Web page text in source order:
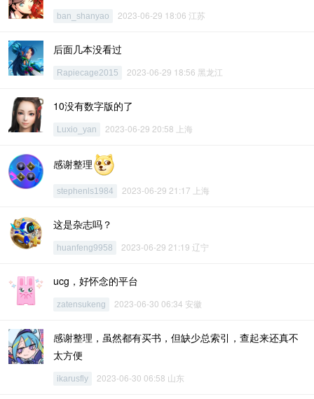
ban_shanyao 2023-06-29 18:06 江苏
后面几本没看过
Rapiecage2015 2023-06-29 18:56 黑龙江
10没有数字版的了
Luxio_yan 2023-06-29 20:58 上海
感谢整理
stephenls1984 2023-06-29 21:17 上海
这是杂志吗？
huanfeng9958 2023-06-29 21:19 辽宁
ucg，好怀念的平台
zatensukeng 2023-06-30 06:34 安徽
感谢整理，虽然都有买书，但缺少总索引，查起来还真不
太方便
ikarusfly 2023-06-30 06:58 山东